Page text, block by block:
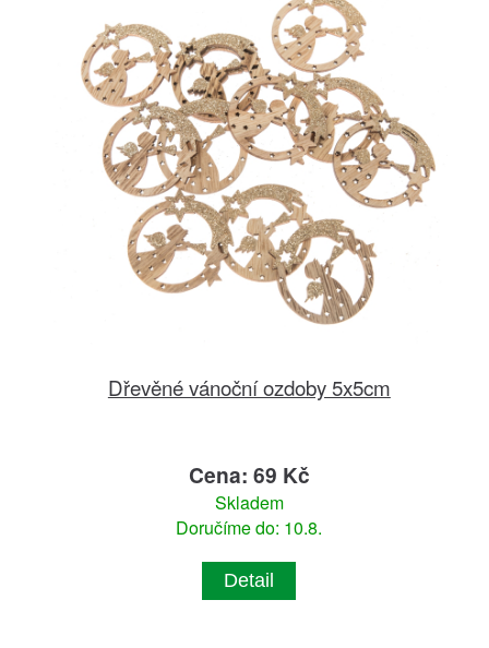
Dřevěné vánoční ozdoby 5x5cm
Cena: 69 Kč
Skladem
Doručíme do: 10.8.
Detail